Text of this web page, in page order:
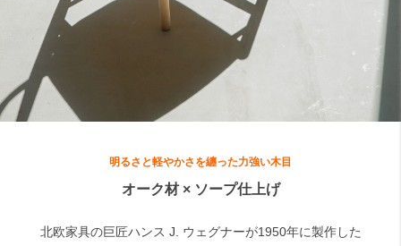
明るさと軽やかさを纏った力強い木目
オーク材 × ソープ仕上げ
北欧家具の巨匠ハンス J. ウェグナーが1950年に製作した